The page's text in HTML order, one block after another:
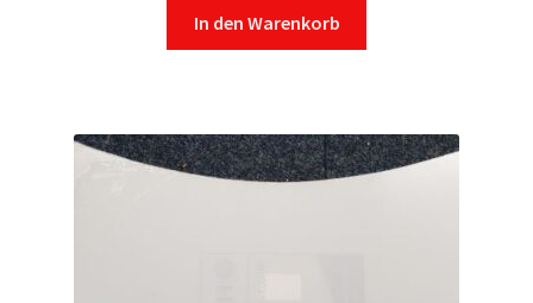
In den Warenkorb